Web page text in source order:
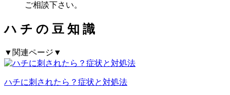
ご相談下さい。
ハ チ の 豆 知 識
▼関連ページ▼
ハチに刺されたら？症状と対処法